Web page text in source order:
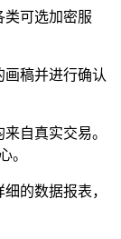
可选加密服
稿并进行确认
自真实交易。
。
的数据报表，